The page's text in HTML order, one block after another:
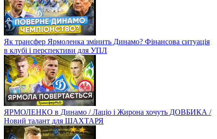
Як трансфер Ярмоленка змінить Динамо? Фінансова ситуація
в клубі і перспективи для УПЛ
ЯРМОЛЕНКО в Динамо / Лаціо і Жирона хочуть ДОВБИКА /
Новий талант для ШАХТАРЯ